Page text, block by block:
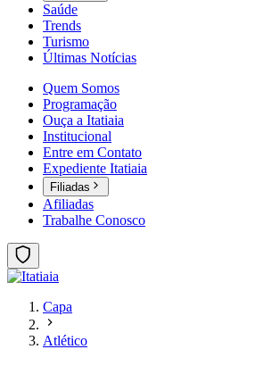
Saúde
Trends
Turismo
Últimas Notícias
Quem Somos
Programação
Ouça a Itatiaia
Institucional
Entre em Contato
Expediente Itatiaia
Filiadas
Afiliadas
Trabalhe Conosco
Capa
Atlético